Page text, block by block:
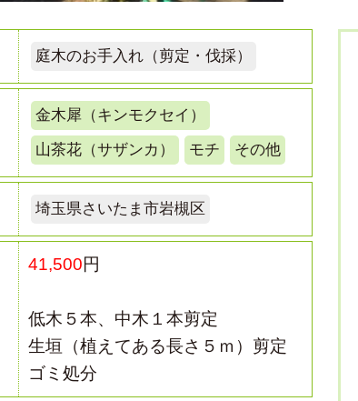
庭木のお手入れ（剪定・伐採）
金木犀（キンモクセイ）
山茶花（サザンカ）
モチ その他
埼玉県さいたま市岩槻区
41,500円
低木５本、中木１本剪定
生垣（植えてある長さ５ｍ）剪定
ゴミ処分